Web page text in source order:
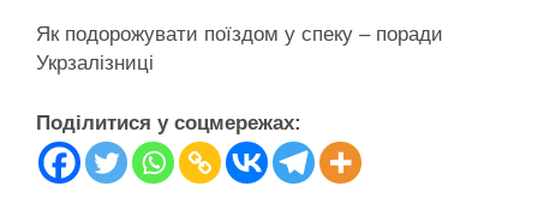
Як подорожувати поїздом у спеку – поради
Укрзалізниці
Поділитися у соцмережах: